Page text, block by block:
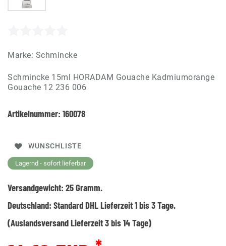
Marke: Schmincke
Schmincke 15ml HORADAM Gouache Kadmiumorange
Gouache 12 236 006
Artikelnummer: 160078
WUNSCHLISTE
Lagernd - sofort lieferbar
Versandgewicht: 25Gramm.
Deutschland: Standard DHL Lieferzeit 1 bis 3 Tage.
(Auslandsversand Lieferzeit 3 bis 14 Tage)